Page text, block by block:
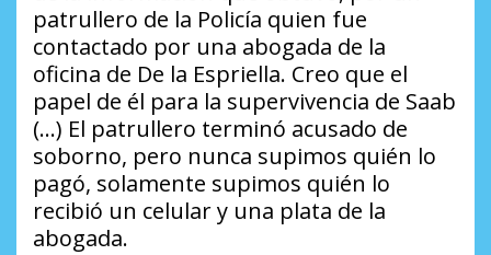
patrullero de la Policía quien fue
contactado por una abogada de la
oficina de De la Espriella. Creo que el
papel de él para la supervivencia de Saab
(…) El patrullero terminó acusado de
soborno, pero nunca supimos quién lo
pagó, solamente supimos quién lo
recibió un celular y una plata de la
abogada.